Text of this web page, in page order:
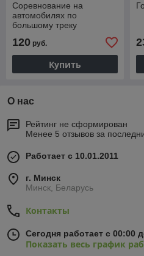
Соревнование на
автомобилях по
большому треку
120 руб.
Купить
О нас
Рейтинг не сформирован
Менее 5 отзывов за
Работает с 10.01.2011
г. Минск
Минск, Беларусь
Контакты
Сегодня работает с 00:00
Показать весь график